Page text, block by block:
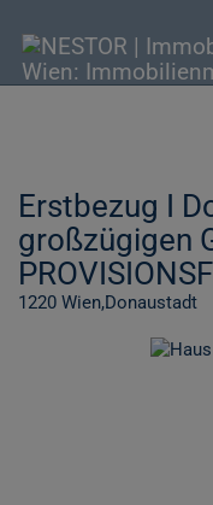
Erstbezug I
großzügigen
1220 Wien,Donaustadt